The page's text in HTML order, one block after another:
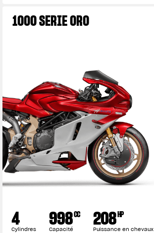
View now →
L'équipement du pilote
1000 SERIE ORO
4
Cylindres 998CC
Capacité 208HP
Puissance en chevaux